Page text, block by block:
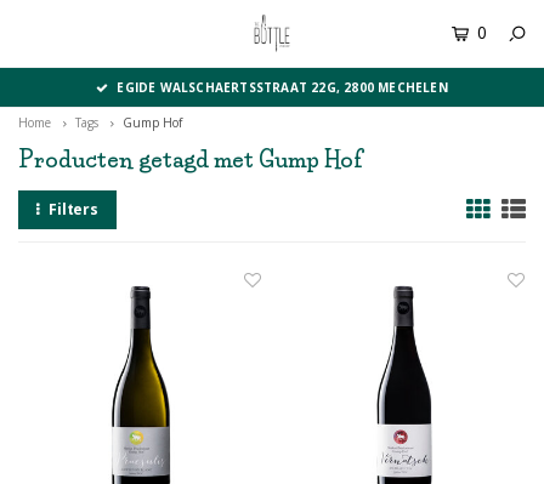
0
EGIDE WALSCHAERTSSTRAAT 22G, 2800 MECHELEN
Home Tags Gump Hof
Producten getagd met Gump Hof
Filters